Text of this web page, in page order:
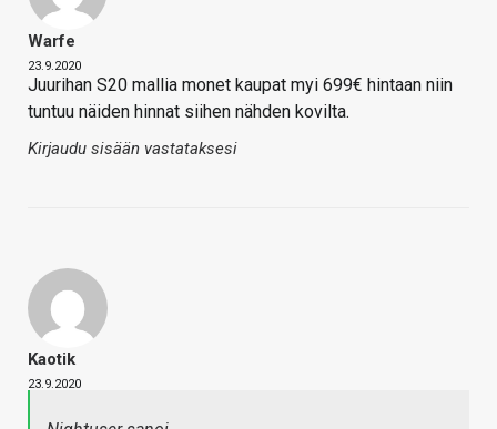
Warfe
23.9.2020
Juurihan S20 mallia monet kaupat myi 699€ hintaan niin
tuntuu näiden hinnat siihen nähden kovilta.
Kirjaudu sisään vastataksesi
Kaotik
23.9.2020